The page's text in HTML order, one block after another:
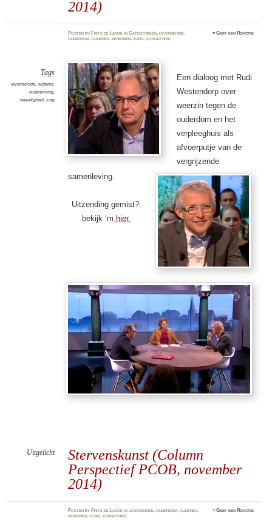
2014)
Postedby Frits de Lange inCategorieën,levenseinde,
ouderdom,ouderen,senioren,zorg,zorgethiek
≈Geef een Reactie
Tags
levenseinde, ouderen,
ouderenzorg,
waardigheid, zorg
Een dialoog met Rudi
Westendorp over
weerzin tegen de
ouderdom en het
verpleeghuis als
afvoerputje van de
vergrijzende
samenleving.
Uitzending gemist?
bekijk ‘m hier.
Stervenskunst (Column
Perspectief PCOB, november
2014)
Uitgelicht
PostedbyFrits de Lange inlevenseinde ,ouderdom ,ouderen
senioren ,zorg ,zorgethiek
≈Geef een Reactie